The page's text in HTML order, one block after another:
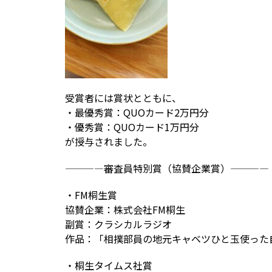
受賞者には賞状とともに、
・最優秀賞：QUOカード2万円分
・優秀賞：QUOカード1万円分
が授与されました。
————審査員特別賞（協賛企業賞）————
・FM桐生賞
協賛企業：株式会社FM桐生
副賞：クラシカルラジオ
作品：「相撲部員の地元キャベツひと玉使っ
・桐生タイムス社賞